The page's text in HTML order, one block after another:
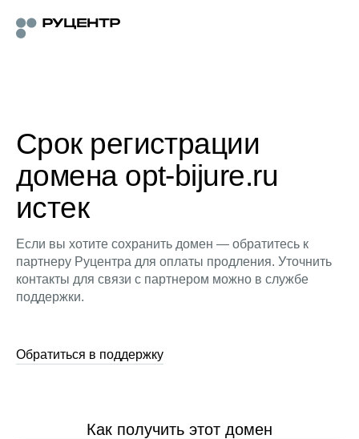
Срок регистрации
домена opt-bijure.ru
истек
Если вы хотите сохранить домен — обратитесь к
партнеру Руцентра для оплаты продления. Уточнить
контакты для связи с партнером можно в службе
поддержки.
Обратиться в поддержку
Как получить этот домен